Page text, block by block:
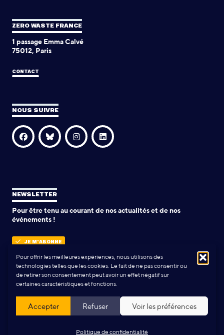
Pour offrir les meilleures expériences, nous utilisons des
technologies telles que les cookies. Le fait de ne pas consentir ou
de retirer son consentement peut avoir un effet négatif sur
certaines caractéristiques et fonctions.
Accepter Refuser Voir les préférences
Politique de confidentialité
ZERO WASTE FRANCE
1 passage Emma Calvé
75012, Paris
CONTACT
NOUS SUIVRE
NEWSLETTER
Pour être tenu au courant de nos actualités et de nos
événements !
JE M'ABONNE
POLITIQUE DE CONFIDENTIALITÉ
Thibaut Caroli